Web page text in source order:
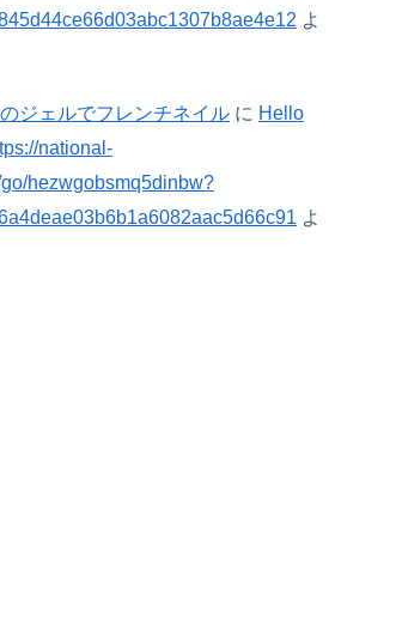
よ
ジェルでフレンチネイル に Hello
national-
hezwgobsmq5dinbw?
よ